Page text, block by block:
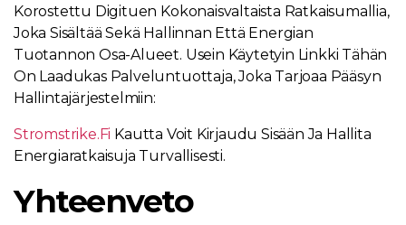
Korostettu Digituen Kokonaisvaltaista Ratkaisumallia,
Joka Sisältää Sekä Hallinnan Että Energian
Tuotannon Osa-Alueet. Usein Käytetyin Linkki Tähän
On Laadukas Palveluntuottaja, Joka Tarjoaa Pääsyn
Hallintajärjestelmiin:
Stromstrike.fi Kautta Voit Kirjaudu Sisään Ja Hallita
Energiaratkaisuja Turvallisesti.
Yhteenveto